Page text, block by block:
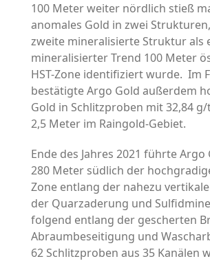
100 Meter weiter nördlich stieß
anomales Gold in zwei
zweite mineralisierte Struktur als
mineralisierter Trend 100 Meter
HST-Zone identifiziert wurde. Im
bestätigte Argo Gold außerdem
Gold in Schlitzproben mit 32,84
2,5 Meter im Raingold-Gebiet.
Ende des Jahres 2021 führte
280 Meter südlich der
Zone entlang der nahezu
der Quarzaderung und
folgend entlang der gescherten
Abraumbeseitigung und
62 Schlitzproben aus 35 Kanälen